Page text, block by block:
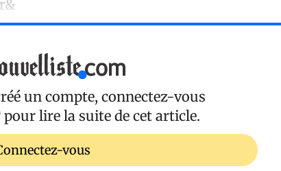
un compte, connectez-vous
pour lire la suite de cet article.
vous